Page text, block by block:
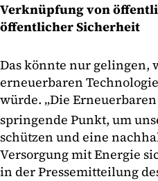
Verknüpfung von
öffentlicher Sicherheit
Das könnte nur gelingen,
erneuerbaren
würde. „Die
springende Punkt, um
schützen und eine
Versorgung mit Energie
in der Pressemitteilung